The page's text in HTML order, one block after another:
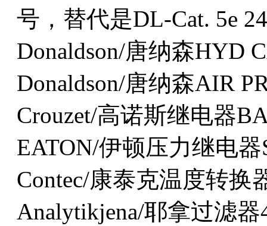
号，替代是DL-Cat. 5e
Donaldson/唐纳森HYD
Donaldson/唐纳森AIR
Crouzet/高诺斯继电器
EATON/伊顿压力继电器
Contec/康泰克温度转换
Analytikjena/耶拿过滤器